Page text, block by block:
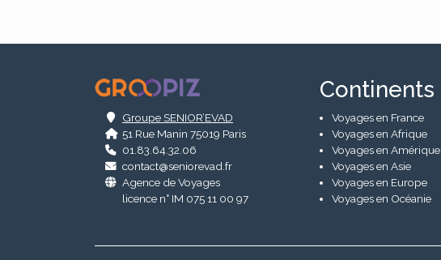
Groupe SENIOR’EVAD
51 Rue Manin 75019 Paris
01.83.64.32.06
contact@seniorevad.fr
Agence de Voyages
licence n° IM 075 11 00 97
Continents
Voyages en France
Voyages en Afrique
Voyages en Amérique
Voyages en Asie
Voyages en Europe
Voyages en Océanie